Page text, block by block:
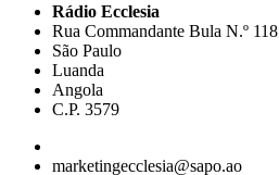
Rádio Ecclesia
Rua Commandante Bula N.º 118
São Paulo
Luanda
Angola
C.P. 3579
marketingecclesia@sapo.ao